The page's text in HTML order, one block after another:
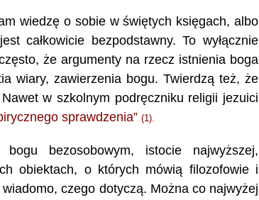
wiedzę o sobie w świętych księgach, albo
całkowicie bezpodstawny. To wyłącznie
że argumenty na rzecz istnienia boga
wiary, zawierzenia bogu. Twierdzą też, że
w szkolnym podręczniku religii jezuici
sprawdzenia” (1).
bezosobowym, istocie najwyższej,
obiektach, o których mówią filozofowie i
czego dotyczą. Można co najwyżej